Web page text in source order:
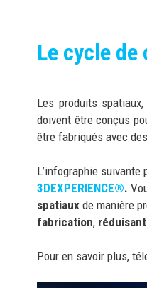
Le cycle
Les produits
doivent être conçus
être fabriqués avec
L’infographie
3DEXPERIENCE®.
spatiaux de manière
fabrication,
Pour en savoir plus,